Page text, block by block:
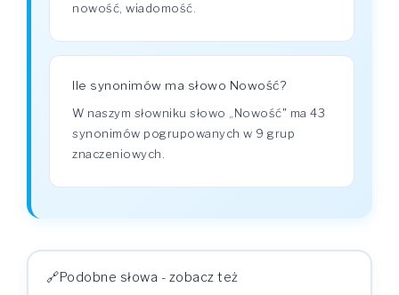
nowość, wiadomość.
Ile synonimów ma słowo Nowość?
W naszym słowniku słowo „Nowość" ma 43
synonimów pogrupowanych w 9 grup
znaczeniowych.
Podobne słowa - zobacz też